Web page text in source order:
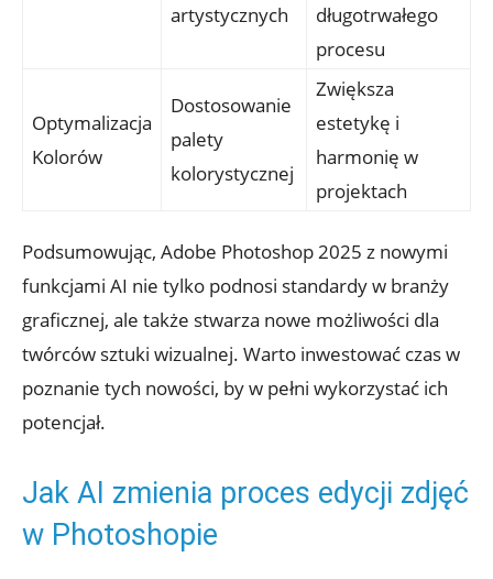
artystycznych
długotrwałego
procesu
Optymalizacja
Kolorów
Dostosowanie
palety
kolorystycznej
Zwiększa
estetykę i
harmonię w
projektach
Podsumowując, Adobe Photoshop 2025 z nowymi
funkcjami AI nie tylko podnosi standardy w branży
graficznej, ale także stwarza nowe możliwości dla
twórców sztuki wizualnej. Warto inwestować czas w
poznanie tych nowości, by w pełni wykorzystać ich
potencjał.
Jak AI zmienia proces edycji zdjęć
w Photoshopie